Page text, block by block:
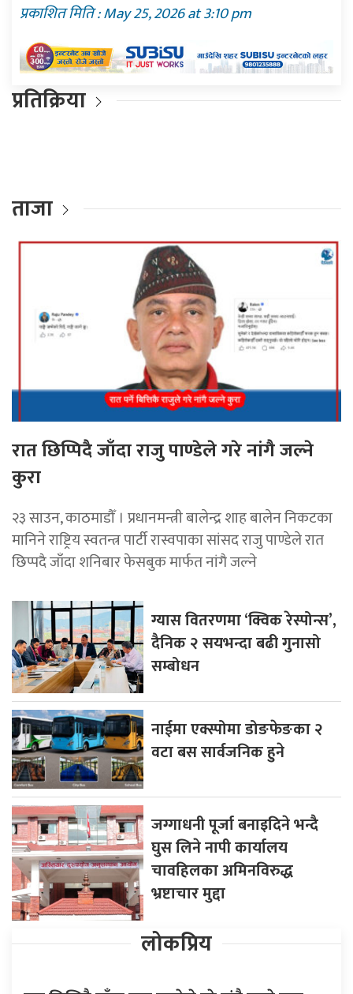
प्रकाशित मिति : May 25, 2026 at 3:10 pm
प्रतिक्रिया
ताजा
रात छिप्पिदै जाँदा राजु पाण्डेले गरे नांगै जल्ने
कुरा
२३ साउन, काठमाडौँ । प्रधानमन्त्री बालेन्द्र शाह बालेन निकटका
मानिने राष्ट्रिय स्वतन्त्र पार्टी रास्वपाका सांसद राजु पाण्डेले रात
छिप्पदै जाँदा शनिबार फेसबुक मार्फत नांगै जल्ने
ग्यास वितरणमा ‘क्विक रेस्पोन्स’,
दैनिक २ सयभन्दा बढी गुनासो
सम्बोधन
नाईमा एक्स्पोमा डोङफेङका २
वटा बस सार्वजनिक हुने
जग्गाधनी पूर्जा बनाइदिने भन्दै
घुस लिने नापी कार्यालय
चावहिलका अमिनविरुद्ध
भ्रष्टाचार मुद्दा
लोकप्रिय